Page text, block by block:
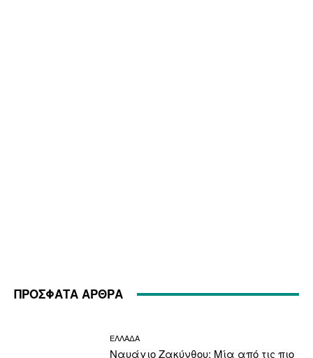
ΠΡΟΣΦΑΤΑ ΑΡΘΡΑ
ΕΛΛΑΔΑ
Ναυάγιο Ζακύνθου: Μία από τις πιο